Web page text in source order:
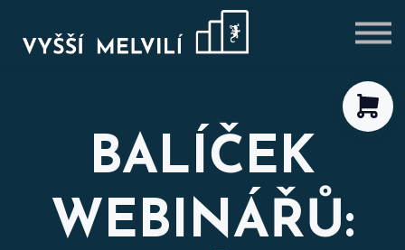
VÝHODNÉ BALÍČKY
BLOG
REGISTROVAT SE
BALÍČEK
WEBINÁŘŮ: